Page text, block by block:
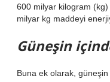
600 milyar kilogram
milyar kg maddeyi
Güneşin
Buna ek olarak, güneşin